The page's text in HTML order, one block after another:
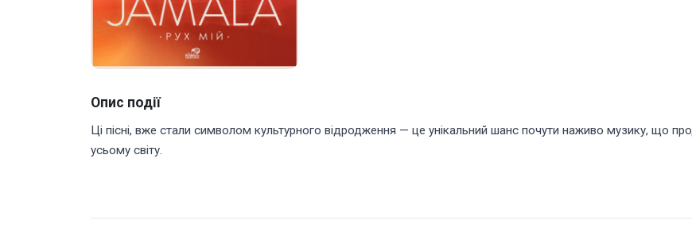
Опис події
Ці пісні, вже стали символом культурного відродження — це унікальний шанс почути наживо музику, що
усьому світу.